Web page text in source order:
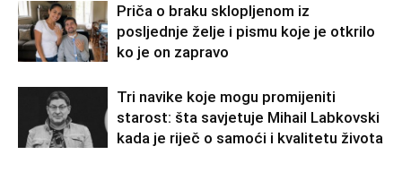
Priča o braku sklopljenom iz
posljednje želje i pismu koje je otkrilo
ko je on zapravo
Tri navike koje mogu promijeniti
starost: šta savjetuje Mihail Labkovski
kada je riječ o samoći i kvalitetu života